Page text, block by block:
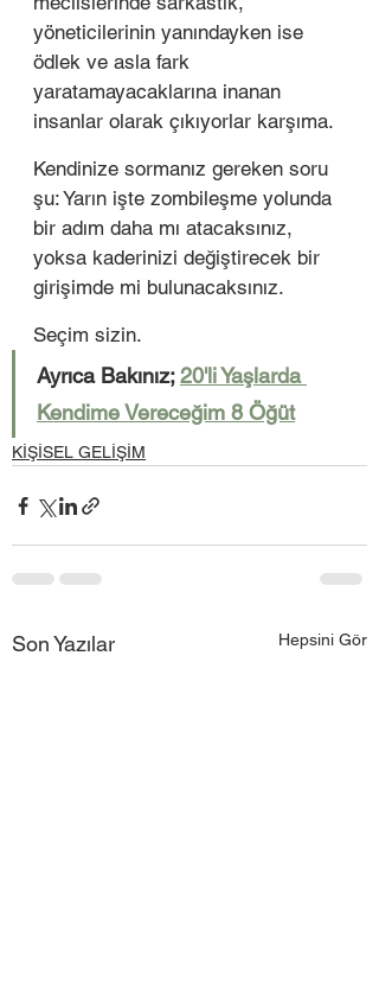
yöneticilerinin yanındayken ise
ödlek ve asla fark
yaratamayacaklarına inanan
insanlar olarak çıkıyorlar karşıma.
Kendinize sormanız gereken soru
şu: Yarın işte zombileşme yolunda
bir adım daha mı atacaksınız,
yoksa kaderinizi değiştirecek bir
girişimde mi bulunacaksınız.
Seçim sizin.
Ayrıca Bakınız; 20'li Yaşlarda
Kendime Vereceğim 8 Öğüt
KİŞİSEL GELİŞİM
Son Yazılar Hepsini Gör